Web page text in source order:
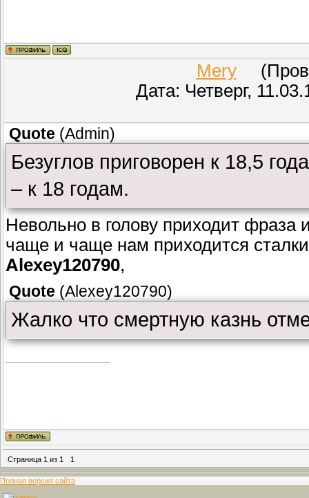
Mery
Дата: Четверг,
Quote (Admin)
Безуглов приговорен к 18,5
– к 18 годам.
Невольно в голову приходит
чаще и чаще нам приходится
Alexey120790,
Quote (Alexey120790)
Жалко что смертную казнь
Страница 1 из 1 1
Полная версия сайта